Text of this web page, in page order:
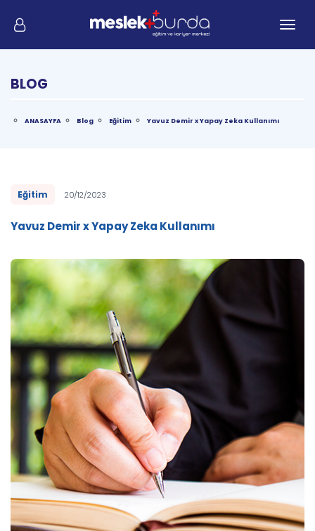
BLOG
ANASAYFA Blog Eğitim Yavuz Demir x Yapay Zeka Kullanımı
Eğitim 20/12/2023
Yavuz Demir x Yapay Zeka Kullanımı